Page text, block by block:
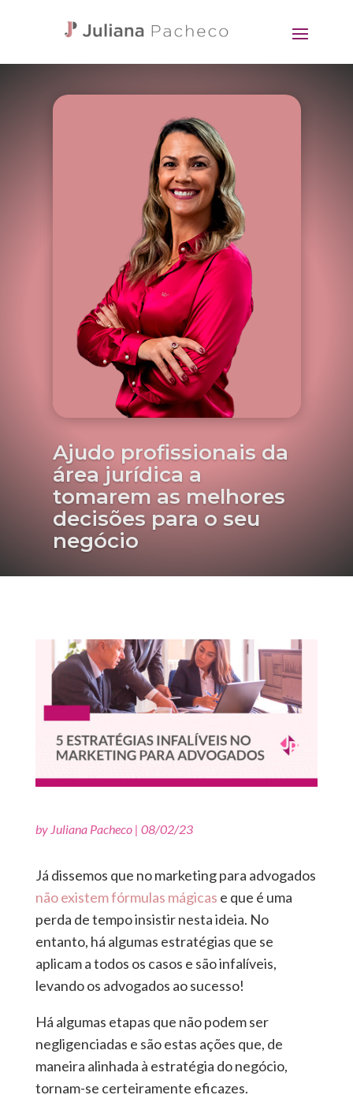
Ajudo profissionais da
área jurídica a
tomarem as melhores
decisões para o seu
negócio
by Juliana Pacheco| 08/02/23
Já dissemos que no marketing para advogados
não existem fórmulas mágicas e que é uma
perda de tempo insistir nesta ideia. No
entanto, há algumas estratégias que se
aplicam a todos os casos e são infalíveis,
levando os advogados ao sucesso!
Há algumas etapas que não podem ser
negligenciadas e são estas ações que, de
maneira alinhada à estratégia do negócio,
tornam-se certeiramente eficazes.